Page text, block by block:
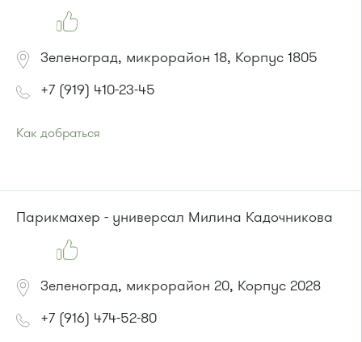
Зеленоград, микрорайон 18, Корпус 1805
+7 (919) 410-23-45
Как добраться
Маршрутка № 419м, 460м, 476м
или до остановки"Корпус 1538":
Автобусы № 5, 14, 22, 400к.
Маршрутка № 419м, 460м, 476м, 707м
Парикмахер - универсал Милина Кадочникова
Зеленоград, микрорайон 20, Корпус 2028
+7 (916) 474-52-80